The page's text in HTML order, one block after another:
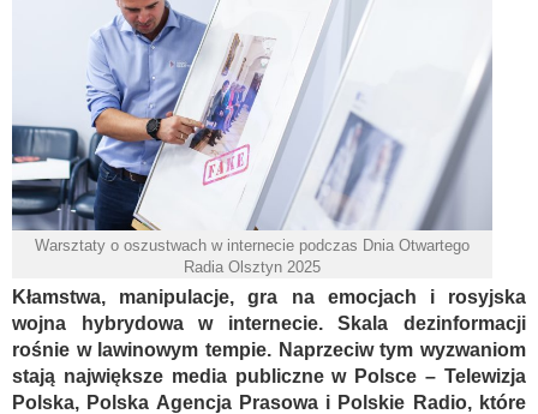
Warsztaty o oszustwach w internecie podczas Dnia Otwartego
Radia Olsztyn 2025
Kłamstwa, manipulacje, gra na emocjach i rosyjska
wojna hybrydowa w internecie. Skala dezinformacji
rośnie w lawinowym tempie. Naprzeciw tym wyzwaniom
stają największe media publiczne w Polsce – Telewizja
Polska, Polska Agencja Prasowa i Polskie Radio, które